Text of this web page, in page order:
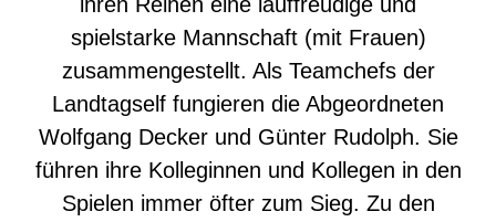
spielstarke Mannschaft (mit Frauen)
zusammengestellt. Als Teamchefs der
Landtagself fungieren die Abgeordneten
Wolfgang Decker und Günter Rudolph. Sie
führen ihre Kolleginnen und Kollegen in den
Spielen immer öfter zum Sieg. Zu den